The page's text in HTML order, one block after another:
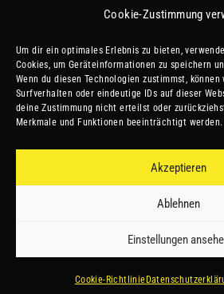
Cookie-Zustimmung
Um dir ein optimales Erlebnis zu bieten,
Cookies, um Geräteinformationen zu speichern
Wenn du diesen Technologien zustimmst,
Surfverhalten oder eindeutige IDs auf dieser
deine Zustimmung nicht erteilst oder
Merkmale und Funktionen beeinträchtigt werden.
Akzeptieren
Ablehnen
Einstellungen
Cookie-Richtlinie